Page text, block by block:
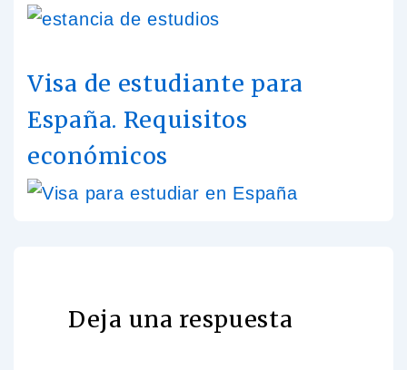
Visa de estudiante para
España. Requisitos
económicos
Deja una respuesta